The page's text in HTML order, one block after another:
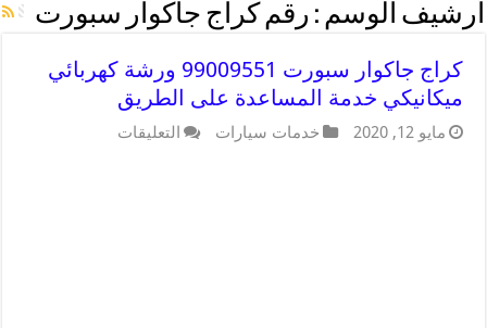
أرشيف الوسم : رقم كراج جاكوار سبورت
كراج جاكوار سبورت 99009551 ورشة كهربائي
ميكانيكي خدمة المساعدة على الطريق
مايو 12, 2020 خدمات سيارات التعليقات